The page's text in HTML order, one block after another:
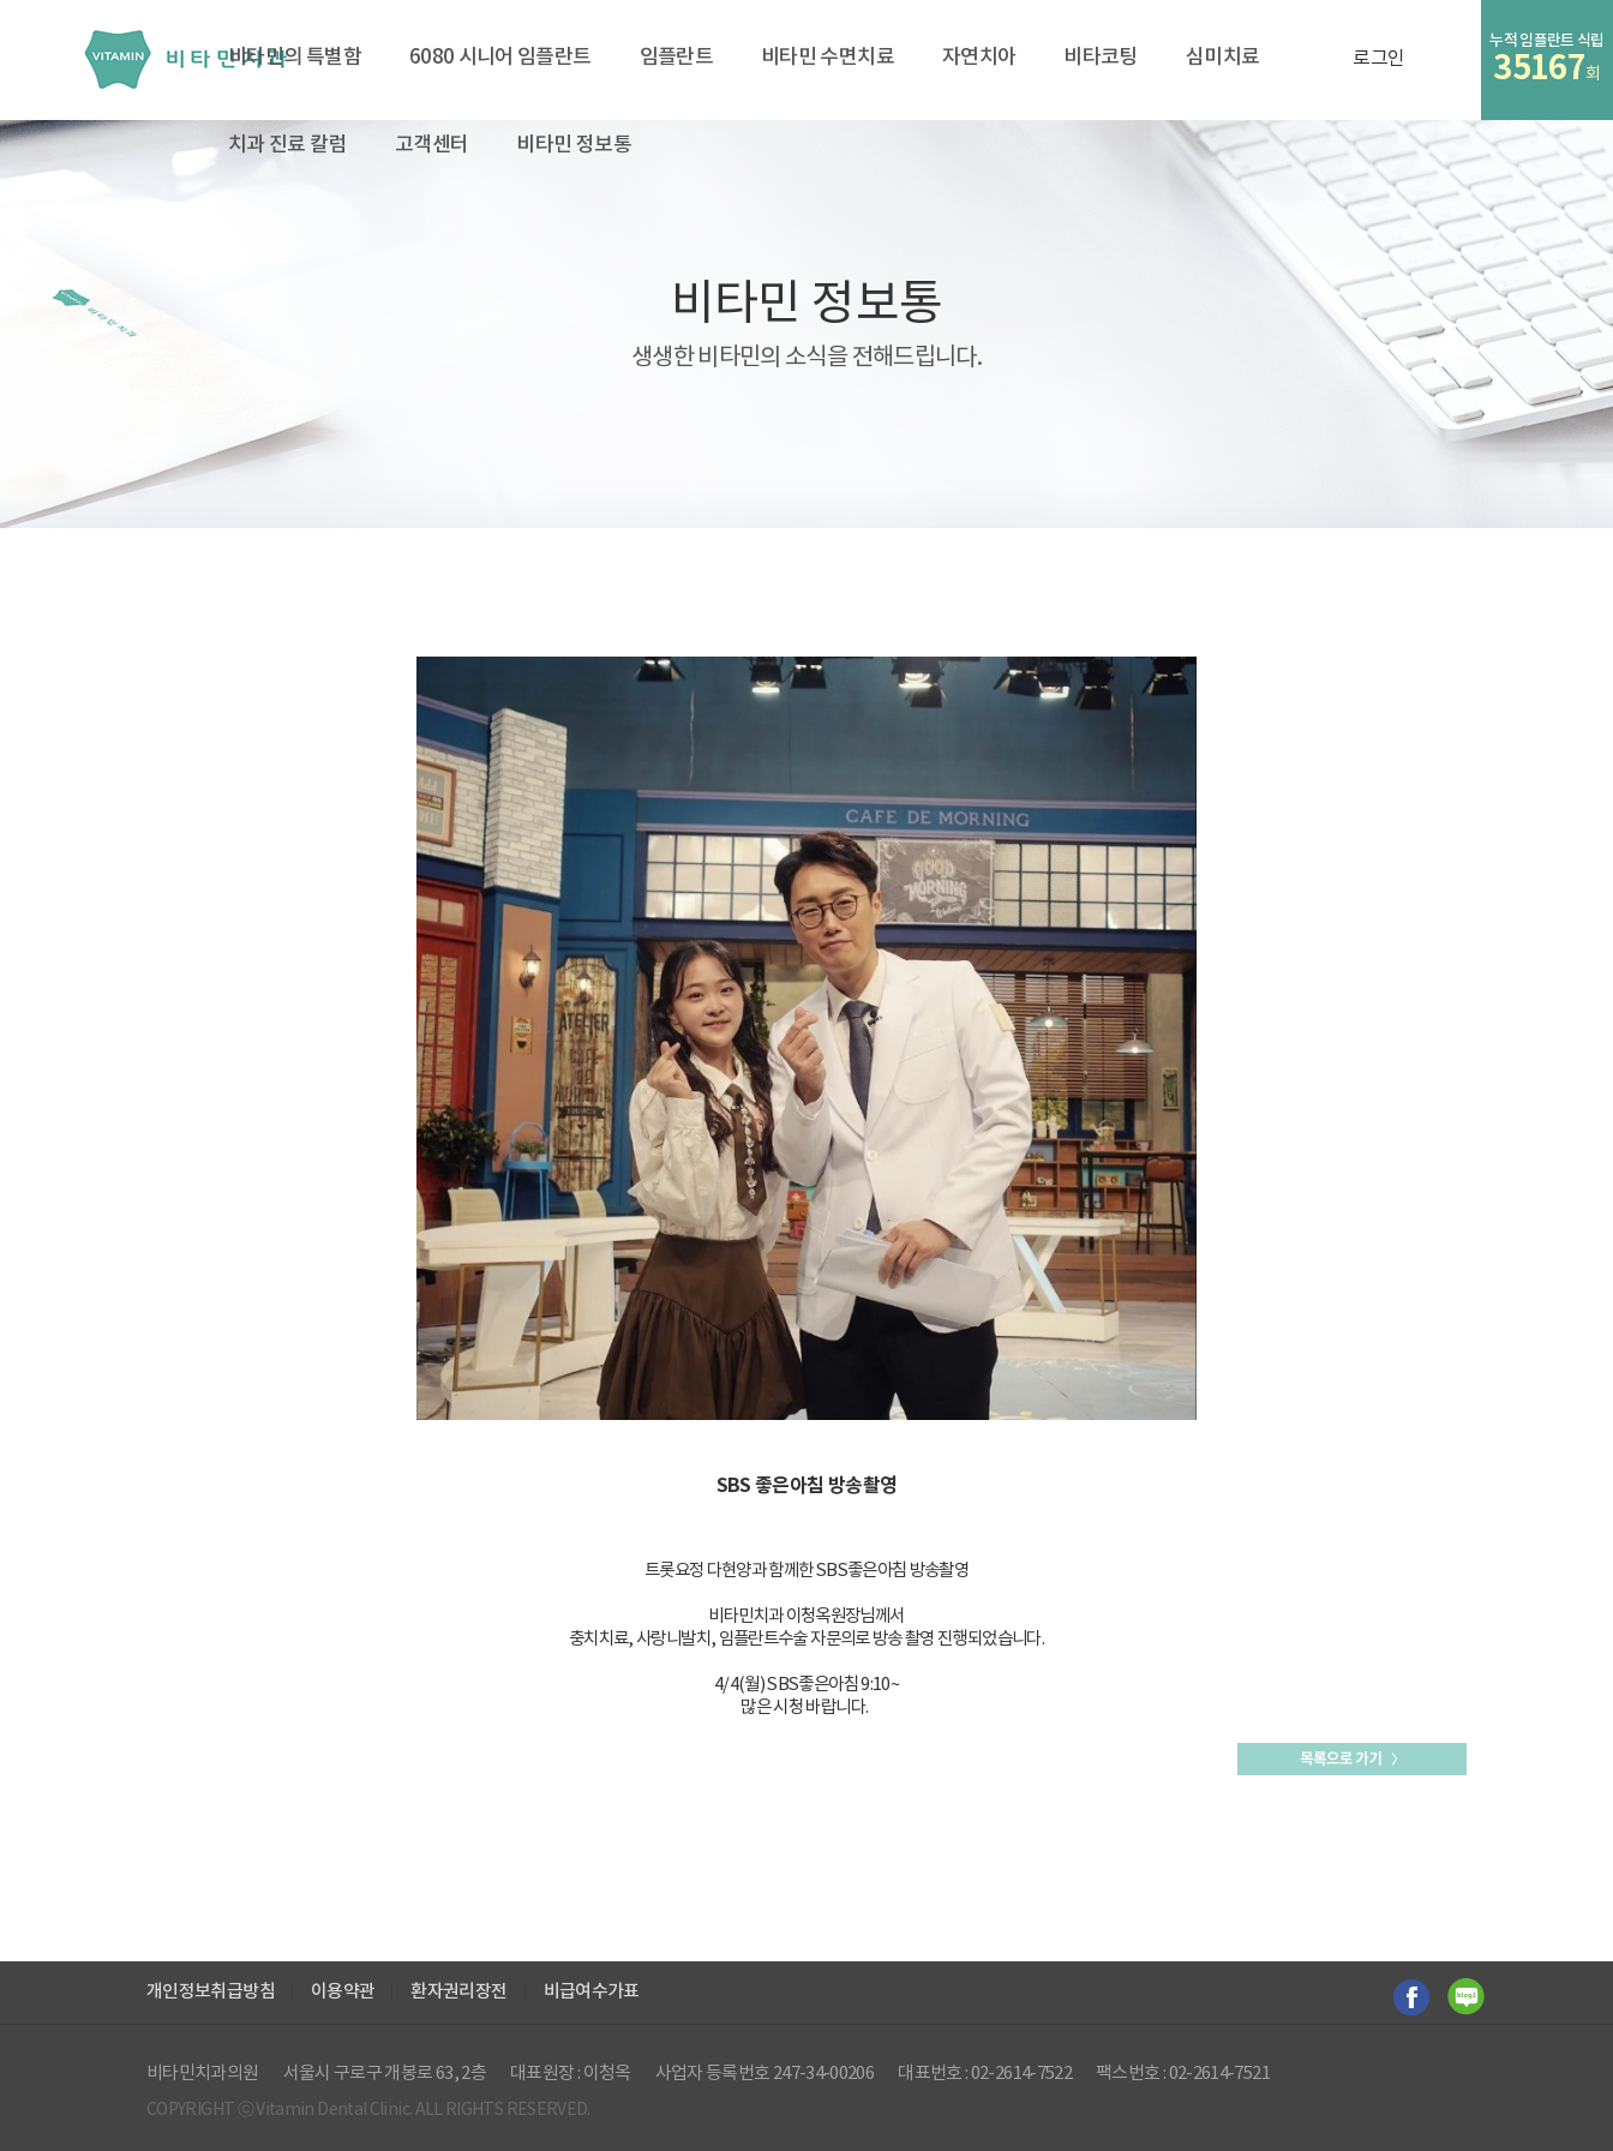
비타민의 특별함 6080 시니어 임플란트 임플란트 비타민 수면치료 자연치아 비타코팅 심미치료
치과 진료 칼럼 고객센터 비타민 정보통
로그인
누적 임플란트 식립
35167회
비타민 정보통
생생한 비타민의 소식을 전해드립니다.
SBS 좋은아침 방송촬영
트롯요정 다현양과 함께한 SBS좋은아침 방송촬영
비타민치과 이청옥원장님께서
충치치료, 사랑니발치, 임플란트수술 자문의로 방송 촬영 진행되었습니다.
4/4(월) SBS좋은아침 9:10~
많은 시청 바랍니다.
개인정보취급방침 이용약관 환자권리장전 비급여수가표
비타민치과의원 서울시 구로구 개봉로 63, 2층 대표원장 : 이청옥 사업자 등록번호 247-34-00206 대표번호 : 02-2614-7522 팩스번호 : 02-2614-7521
COPYRIGHT ⓒ Vitamin Dental Clinic. ALL RIGHTS RESERVED.